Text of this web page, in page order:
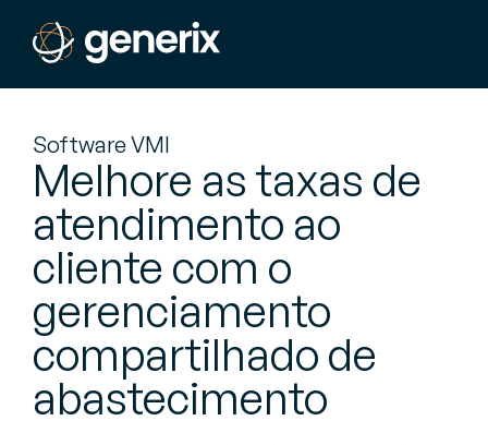
Software VMI
Melhore as taxas de
atendimento ao
cliente com o
gerenciamento
compartilhado de
abastecimento